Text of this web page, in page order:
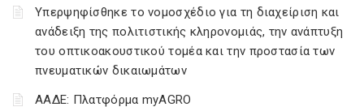
Υπερψηφίσθηκε το νομοσχέδιο για τη διαχείριση και
ανάδειξη της πολιτιστικής κληρονομιάς, την ανάπτυξη
του οπτικοακουστικού τομέα και την προστασία των
πνευματικών δικαιωμάτων
ΑΑΔΕ: Πλατφόρμα myAGRO